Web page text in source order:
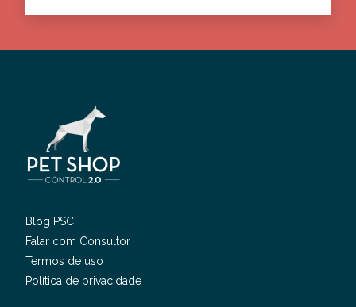
Blog PSC
Falar com Consultor
Termos de uso
Política de privacidade